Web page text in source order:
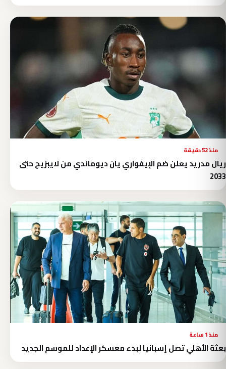
منذ 52 دقيقة
ريال مدريد يعلن ضم الإيفواري يان ديوماندي من لايبزيج حتى
2033
منذ 1 ساعة
بعثة الأهلي تصل إسبانيا لبدء معسكر الإعداد للموسم الجديد